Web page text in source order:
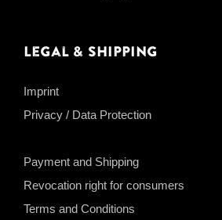
Legal & Shipping
Imprint
Privacy / Data Protection
Payment and Shipping
Revocation right for consumers
Terms and Conditions